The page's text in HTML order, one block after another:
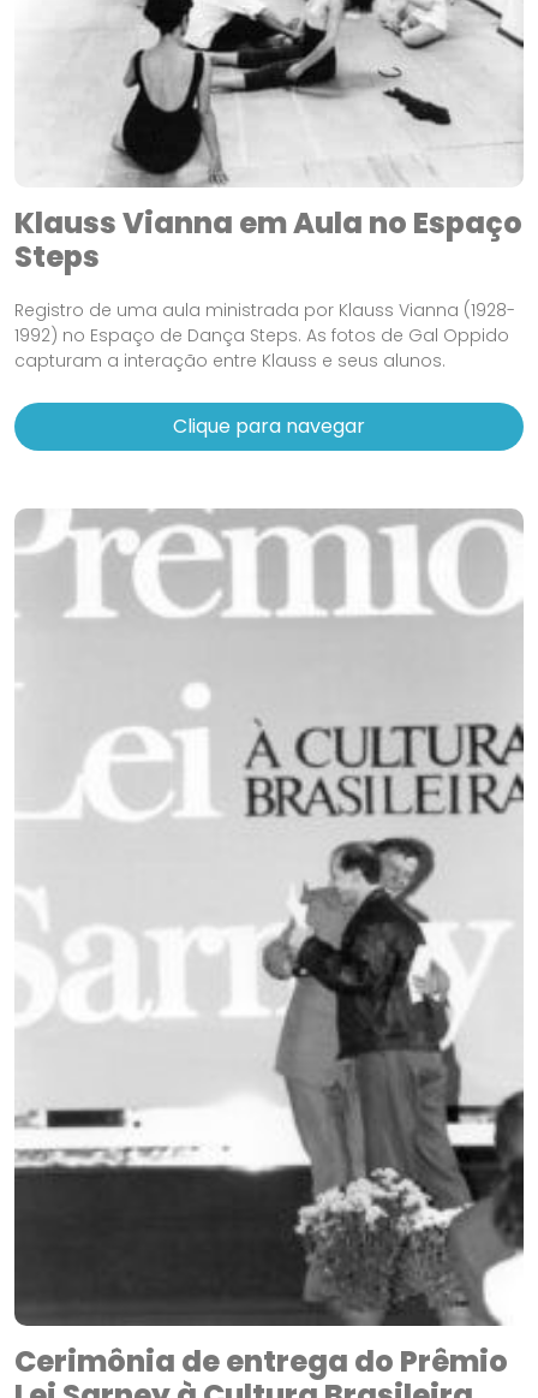
Klauss Vianna em Aula no Espaço
Steps
Registro de uma aula ministrada por Klauss Vianna (1928-
1992) no Espaço de Dança Steps. As fotos de Gal Oppido
capturam a interação entre Klauss e seus alunos.
Clique para navegar
Cerimônia de entrega do Prêmio